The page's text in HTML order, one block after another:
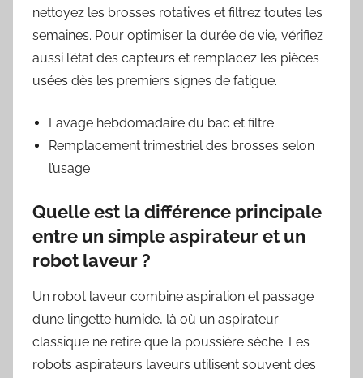
nettoyez les brosses rotatives et filtrez toutes les
semaines. Pour optimiser la durée de vie, vérifiez
aussi l’état des capteurs et remplacez les pièces
usées dès les premiers signes de fatigue.
Lavage hebdomadaire du bac et filtre
Remplacement trimestriel des brosses selon
l’usage
Quelle est la différence principale
entre un simple aspirateur et un
robot laveur ?
Un robot laveur combine aspiration et passage
d’une lingette humide, là où un aspirateur
classique ne retire que la poussière sèche. Les
robots aspirateurs laveurs utilisent souvent des